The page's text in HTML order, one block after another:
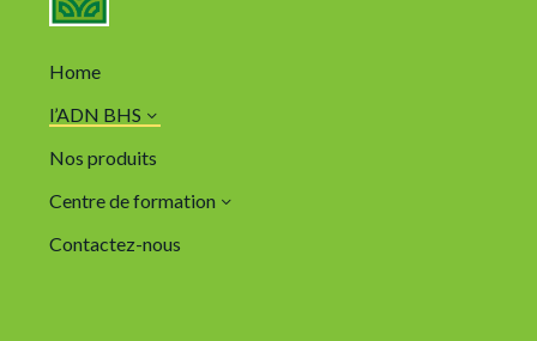
Home
l’ADN BHS
Nos produits
Centre de formation
Contactez-nous